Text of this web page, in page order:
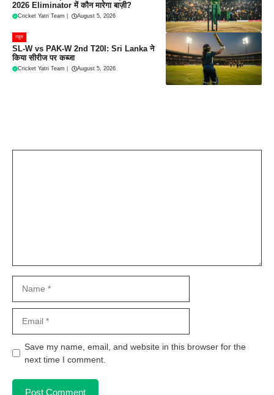
2026 Eliminator में कौन मारेगा बाज़ी?
Cricket Yatri Team August 5, 2026
न्यूज
SL-W vs PAK-W 2nd T20I: Sri Lanka ने
किया सीरीज पर कब्जा
Cricket Yatri Team August 5, 2026
Save my name, email, and website in this browser for the
next time I comment.